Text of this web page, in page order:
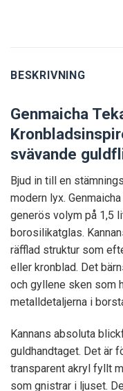
BESKRIVNING
Genmaicha
svävande
Bjud in till en
modern lyx.
generös volym på 1,5
borosilikatglas.
räfflad struktur som
eller kronblad. Det
och gyllene sken som
metalldetaljerna i
Kannans absoluta
guldhandtaget. Det är
transparent akryl fyllt
som gnistrar i ljuset.